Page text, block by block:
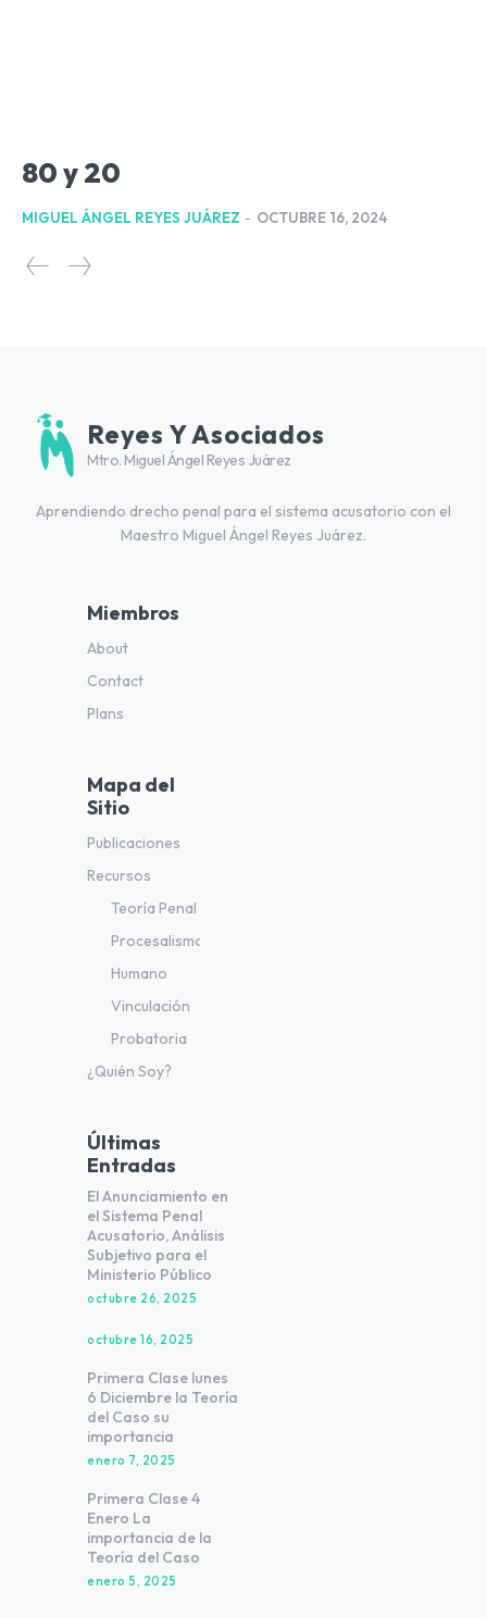
80 y 20
MIGUEL ÁNGEL REYES JUÁREZ - OCTUBRE 16, 2024
Reyes Y Asociados
Mtro. Miguel Ángel Reyes Juárez
Aprendiendo drecho penal para el sistema acusatorio con el
Maestro Miguel Ángel Reyes Juárez.
Miembros
About
Contact
Plans
Mapa del
Sitio
Publicaciones
Recursos
Teoría Penal
Procesalismo
Humano
Vinculación
Probatoria
¿Quién Soy?
Últimas
Entradas
El Anunciamiento en
el Sistema Penal
Acusatorio, Análisis
Subjetivo para el
Ministerio Público
octubre 26, 2025
octubre 16, 2025
Primera Clase lunes
6 Diciembre la Teoría
del Caso su
importancia
enero 7, 2025
Primera Clase 4
Enero La
importancia de la
Teoría del Caso
enero 5, 2025